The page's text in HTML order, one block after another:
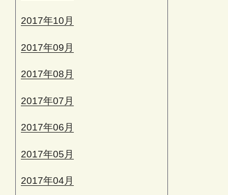
2017年10月
2017年09月
2017年08月
2017年07月
2017年06月
2017年05月
2017年04月